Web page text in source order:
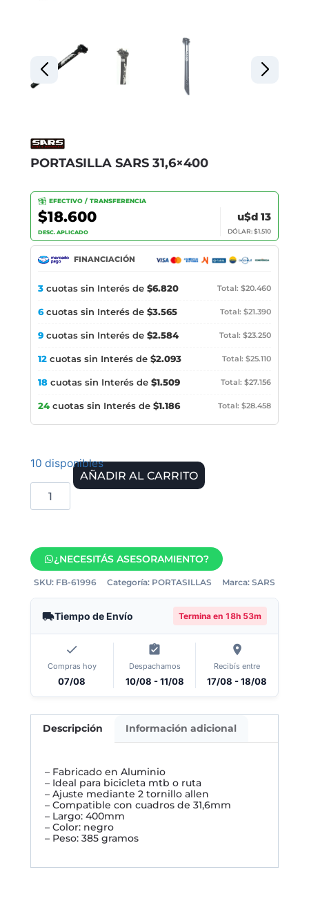
PORTASILLA SARS 31,6×400
EFECTIVO / TRANSFERENCIA
$18.600
DESC. APLICADO
u$d 13
DÓLAR: $1.510
FINANCIACIÓN
3 cuotas sin Interés de $6.820 Total: $20.460
6cuotas sin Interés de $3.565 Total: $21.390
9 cuotas sin Interés de $2.584 Total: $23.250
12 cuotas sin Interés de $2.093 Total: $25.110
18 cuotas sin Interés de $1.509 Total: $27.156
24 cuotas sin Interés de $1.186 Total: $28.458
10 disponibles
AÑADIR AL CARRITO
¿NECESITÁS ASESORAMIENTO?
SKU: FB-61996 Categoría: PORTASILLAS Marca: SARS
Tiempo de Envío Termina en 18h 53m
Compras hoy
07/08
Despachamos
10/08 - 11/08
Recibís entre
17/08 - 18/08
Descripción Información adicional
– Fabricado en Aluminio
– Ideal para bicicleta mtb o ruta
– Ajuste mediante 2 tornillo allen
– Compatible con cuadros de 31,6mm
– Largo: 400mm
– Color: negro
– Peso: 385 gramos